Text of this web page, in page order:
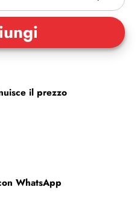
il prezzo
WhatsApp